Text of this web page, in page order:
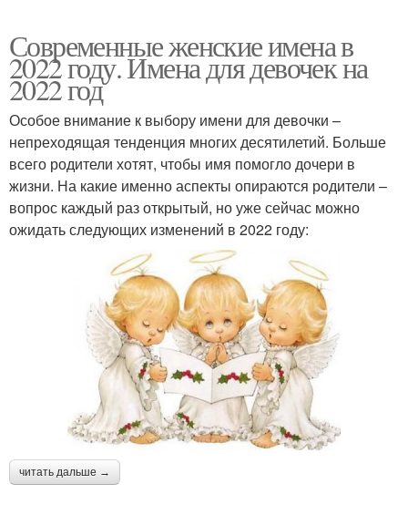
Современные женские имена в
2022 году. Имена для девочек на
2022 год
Особое внимание к выбору имени для девочки –
непреходящая тенденция многих десятилетий. Больше
всего родители хотят, чтобы имя помогло дочери в
жизни. На какие именно аспекты опираются родители –
вопрос каждый раз открытый, но уже сейчас можно
ожидать следующих изменений в 2022 году:
читать дальше →